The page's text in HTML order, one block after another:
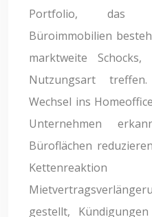
Portfolio, das
Büroimmobilien
marktweite
Nutzungsart
Wechsel ins
Unternehmen
Büroflächen
gestellt,